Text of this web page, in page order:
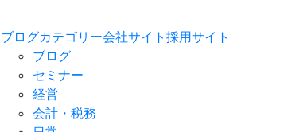
ブログカテゴリー
ブログ
セミナー
経営
会計・税務
会社サイト 採用サイト